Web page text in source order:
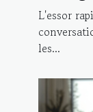
L'essor
les...